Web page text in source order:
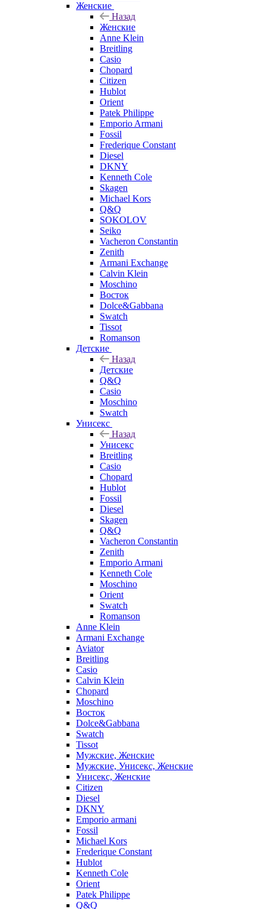
Женские
Назад
Женские
Anne Klein
Breitling
Casio
Chopard
Citizen
Hublot
Orient
Patek Philippe
Emporio Armani
Fossil
Frederique Constant
Diesel
DKNY
Kenneth Cole
Skagen
Michael Kors
Q&Q
SOKOLOV
Seiko
Vacheron Constantin
Zenith
Armani Exchange
Calvin Klein
Moschino
Восток
Dolce&Gabbana
Swatch
Tissot
Romanson
Детские
Назад
Детские
Q&Q
Casio
Moschino
Swatch
Унисекс
Назад
Унисекс
Breitling
Casio
Chopard
Hublot
Fossil
Diesel
Skagen
Q&Q
Vacheron Constantin
Zenith
Emporio Armani
Kenneth Cole
Moschino
Orient
Swatch
Romanson
Anne Klein
Armani Exchange
Aviator
Breitling
Casio
Calvin Klein
Chopard
Moschino
Восток
Dolce&Gabbana
Swatch
Tissot
Мужские, Женские
Мужские, Унисекс, Женские
Унисекс, Женские
Citizen
Diesel
DKNY
Emporio armani
Fossil
Michael Kors
Frederique Constant
Hublot
Kenneth Cole
Orient
Patek Philippe
Q&Q